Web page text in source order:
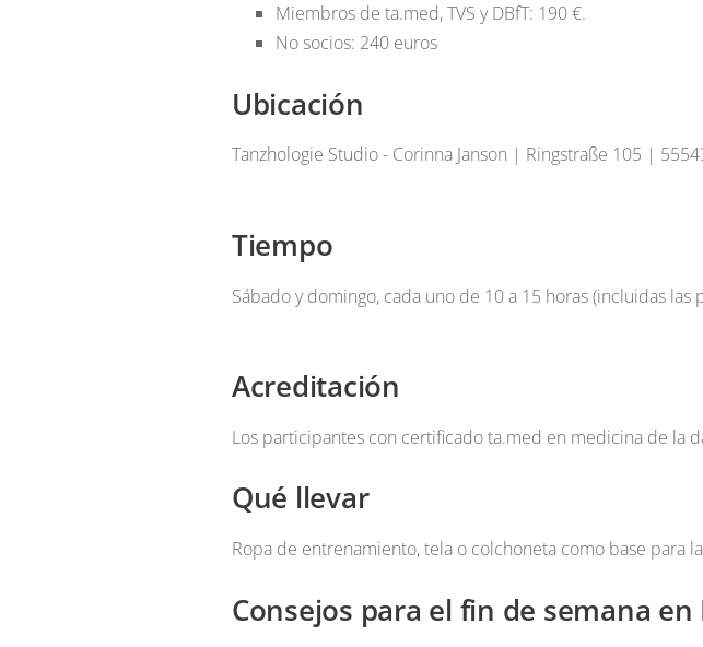
Miembros de ta.med, TVS y DBfT: 190 €.
No socios: 240 euros
Ubicación
Tanzhologie Studio - Corinna Janson | Ringstraße 105 |
Tiempo
Sábado y domingo, cada uno de 10 a 15 horas (incluidas
Acreditación
Los participantes con certificado ta.med en medicina de la
Qué llevar
Ropa de entrenamiento, tela o colchoneta como base para
Consejos para el fin de semana en